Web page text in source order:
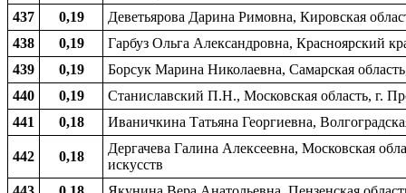
437
0,19
Деветьярова Дарина Римовна, Кировская
438
0,19
Гарбуз Ольга Александровна, Красноярский
439
0,19
Борсук Марина Николаевна, Самарская
440
0,19
Станиславский П.Н., Московская область, г.
441
0,18 Иваничкина Татьяна Георгиевна,
442 0,18
Дергачева Галина Алексеевна, Московская
искусств